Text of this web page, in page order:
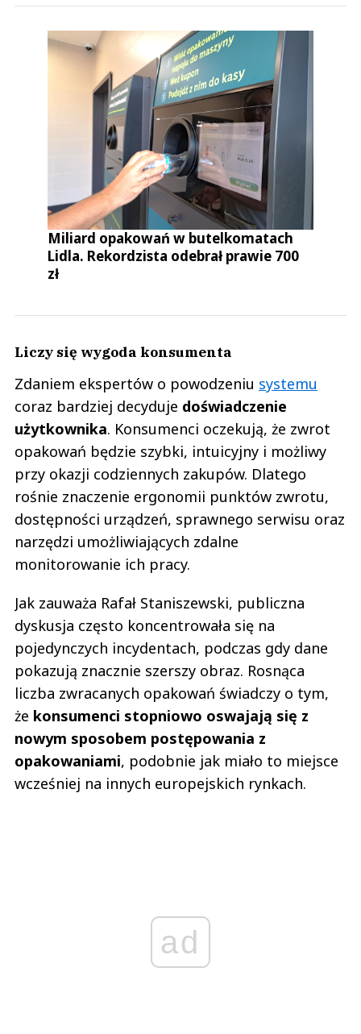
Miliard opakowań w butelkomatach
Lidla. Rekordzista odebrał prawie 700
zł
Liczy się wygoda konsumenta
Zdaniem ekspertów o powodzeniu systemu
coraz bardziej decyduje doświadczenie
użytkownika. Konsumenci oczekują, że zwrot
opakowań będzie szybki, intuicyjny i możliwy
przy okazji codziennych zakupów. Dlatego
rośnie znaczenie ergonomii punktów zwrotu,
dostępności urządzeń, sprawnego serwisu oraz
narzędzi umożliwiających zdalne
monitorowanie ich pracy.
Jak zauważa Rafał Staniszewski, publiczna
dyskusja często koncentrowała się na
pojedynczych incydentach, podczas gdy dane
pokazują znacznie szerszy obraz. Rosnąca
liczba zwracanych opakowań świadczy o tym,
że konsumenci stopniowo oswajają się z
nowym sposobem postępowania z
opakowaniami, podobnie jak miało to miejsce
wcześniej na innych europejskich rynkach.
ad